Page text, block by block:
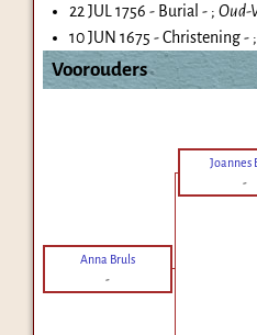
22 JUL 1756 - Burial - ; Oud-
10 JUN 1675 - Christening - ;
Voorouders
Joannes
-
Anna Bruls
-